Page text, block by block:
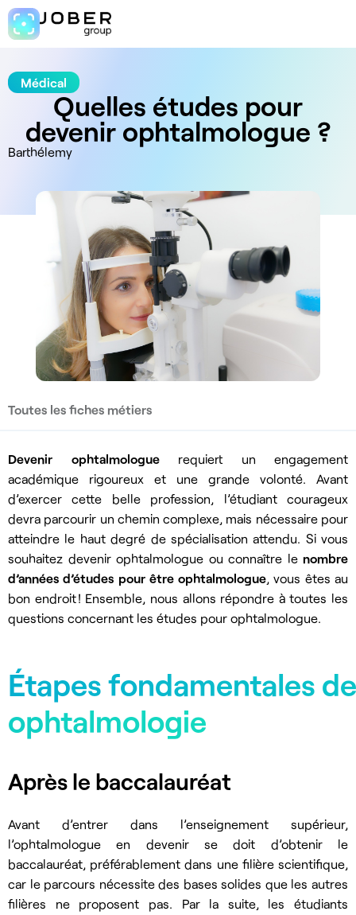
Médical
Quelles études pour
devenir ophtalmologue ?
Barthélemy
Toutes les fiches métiers
Devenir ophtalmologuerequiert un engagement
académique rigoureux et une grande volonté. Avant
d’exercer cette belle profession, l’étudiant courageux
devra parcourir un chemin complexe, mais nécessaire pour
atteindre le haut degré de spécialisation attendu. Si vous
souhaitez devenir ophtalmologue ou connaître le nombre
d’années d’études pour être ophtalmologue, vous êtes au
bon endroit ! Ensemble, nous allons répondre à toutes les
questions concernant les études pour ophtalmologue.
Étapes fondamentales
ophtalmologie
Après le baccalauréat
Avant d’entrer dans l’enseignement supérieur,
l’ophtalmologue en devenir se doit d’obtenir le
baccalauréat, préférablement dans une filière scientifique,
car le parcours nécessite des bases solides que les autres
filières ne proposent pas. Par la suite, les étudiants